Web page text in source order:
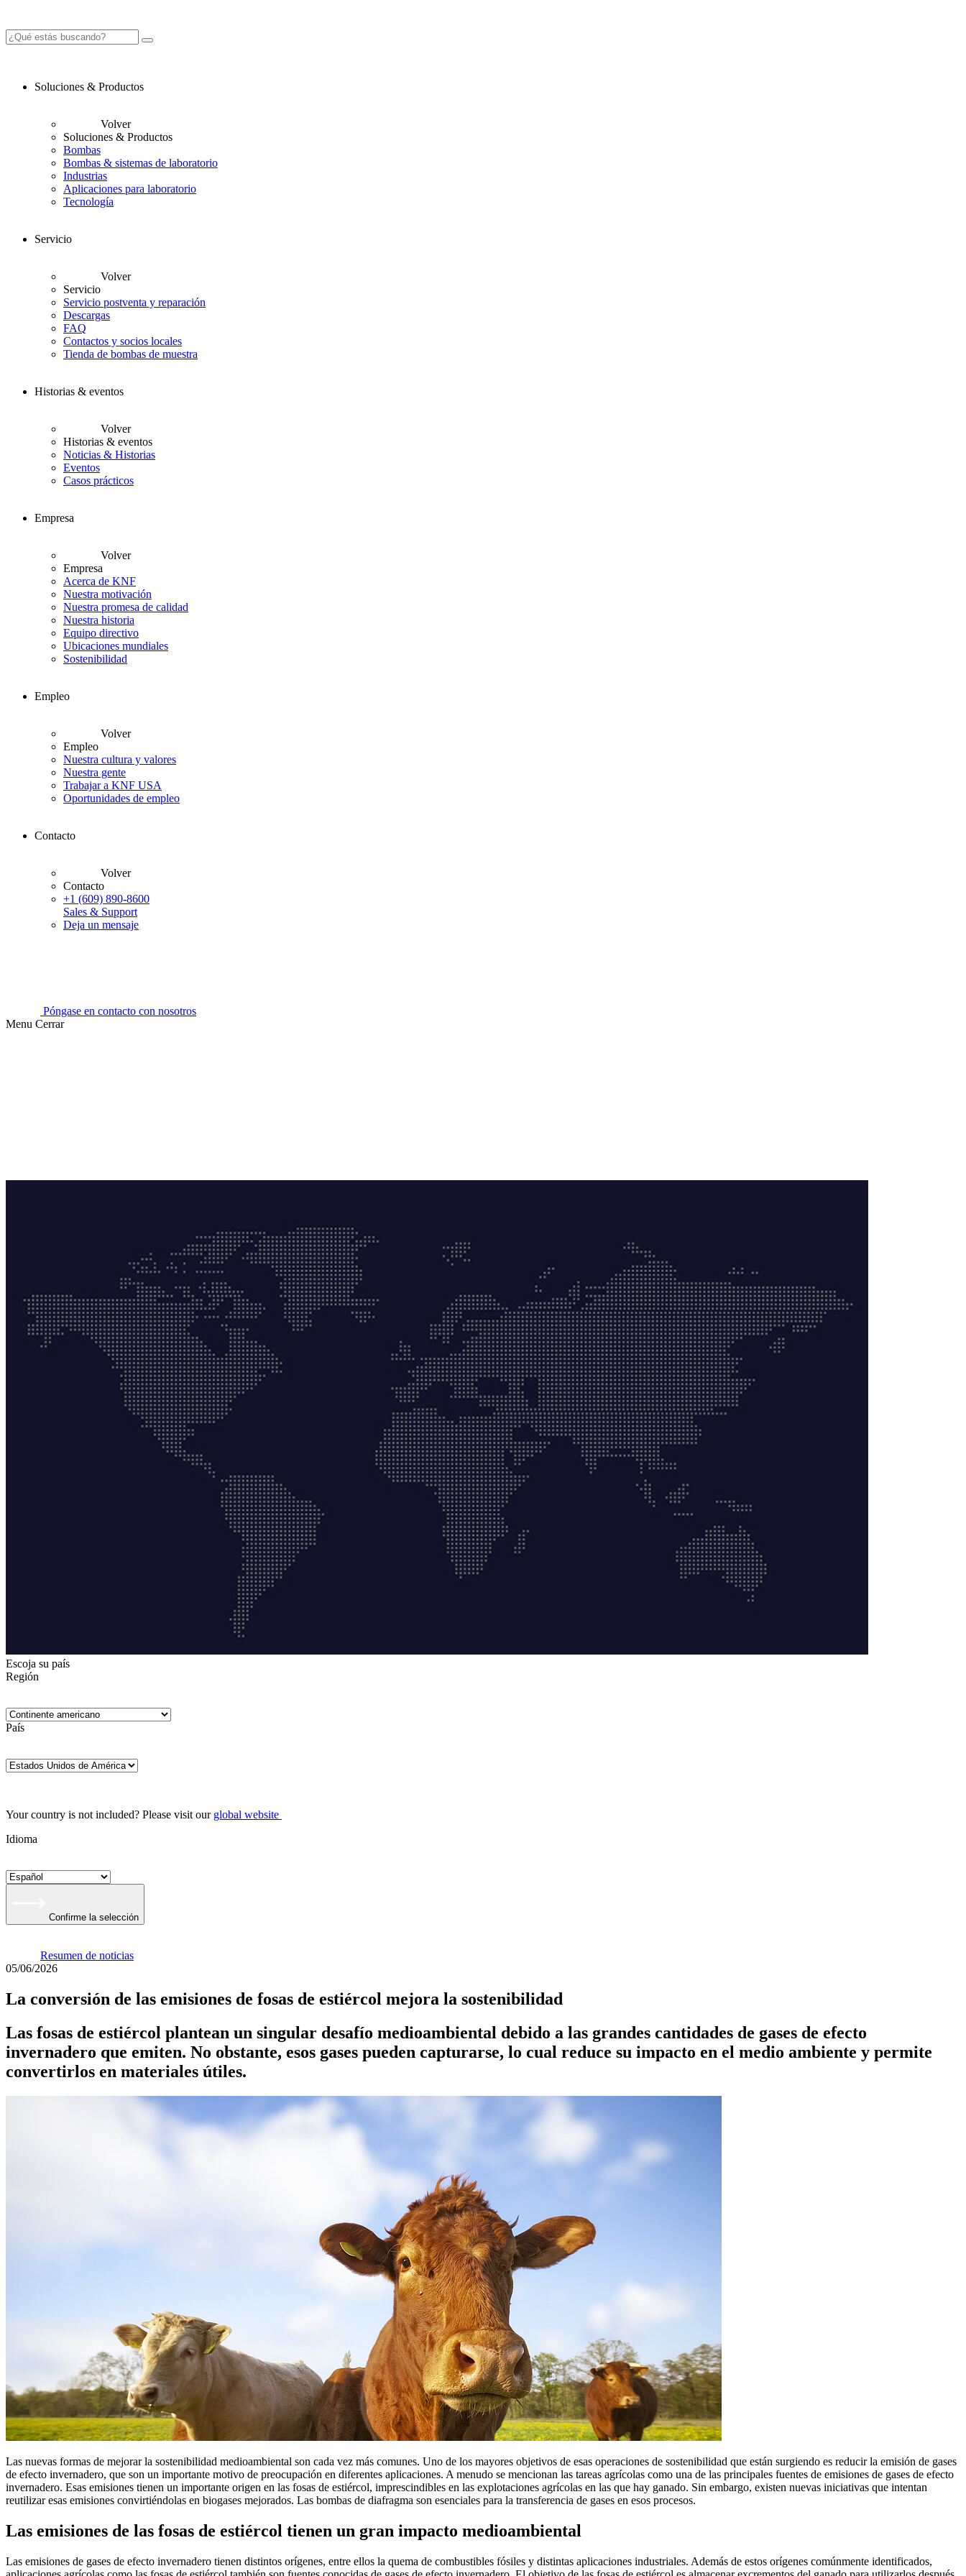
Soluciones & Productos
Volver
Soluciones & Productos
Bombas
Bombas & sistemas de laboratorio
Industrias
Aplicaciones para laboratorio
Tecnología
Servicio
Volver
Servicio
Servicio postventa y reparación
Descargas
FAQ
Contactos y socios locales
Tienda de bombas de muestra
Historias & eventos
Volver
Historias & eventos
Noticias & Historias
Eventos
Casos prácticos
Empresa
Volver
Empresa
Acerca de KNF
Nuestra motivación
Nuestra promesa de calidad
Nuestra historia
Equipo directivo
Ubicaciones mundiales
Sostenibilidad
Empleo
Volver
Empleo
Nuestra cultura y valores
Nuestra gente
Trabajar a KNF USA
Oportunidades de empleo
Contacto
Volver
Contacto
+1 (609) 890-8600
Sales & Support
Deja un mensaje
Póngase en contacto con nosotros
Menu Cerrar
Escoja su país
Región
País
Your country is not included? Please visit our global website
Idioma
Confirme la selección
Resumen de noticias
05/06/2026
La conversión de las emisiones de fosas de estiércol mejora la sostenibilidad
Las fosas de estiércol plantean un singular desafío medioambiental debido a las grandes cantidades de gases de efecto
invernadero que emiten. No obstante, esos gases pueden capturarse, lo cual reduce su impacto en el medio ambiente y permite
convertirlos en materiales útiles.
Las nuevas formas de mejorar la sostenibilidad medioambiental son cada vez más comunes. Uno de los mayores objetivos de esas operaciones de sostenibilidad que están surgiendo es reducir la emisión de gases
de efecto invernadero, que son un importante motivo de preocupación en diferentes aplicaciones. A menudo se mencionan las tareas agrícolas como una de las principales fuentes de emisiones de gases de efecto
invernadero. Esas emisiones tienen un importante origen en las fosas de estiércol, imprescindibles en las explotaciones agrícolas en las que hay ganado. Sin embargo, existen nuevas iniciativas que intentan
reutilizar esas emisiones convirtiéndolas en biogases mejorados. Las bombas de diafragma son esenciales para la transferencia de gases en esos procesos.
Las emisiones de las fosas de estiércol tienen un gran impacto medioambiental
Las emisiones de gases de efecto invernadero tienen distintos orígenes, entre ellos la quema de combustibles fósiles y distintas aplicaciones industriales. Además de estos orígenes comúnmente identificados,